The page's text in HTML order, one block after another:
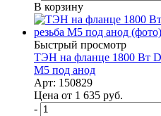
В корзину
Быстрый просмотр
ТЭН на фланце 1800 Вт
М5 под анод
Арт: 150829
Цена от 1 635 руб.
-